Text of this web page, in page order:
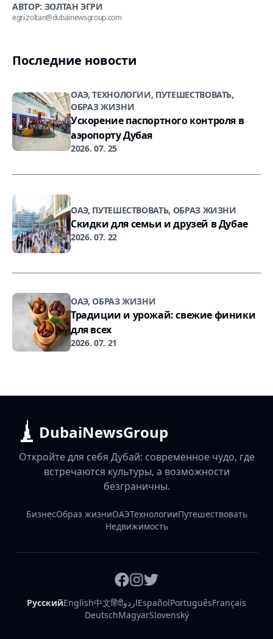
АВТОР: ЗОЛТАН ЭГРИ
egri.zoltan@dubainewsgroup.com
Последние новости
ОАЭ, ТЕХНОЛОГИИ, ПУТЕШЕСТВОВАТЬ,
ОБРАЗ ЖИЗНИ
Ускорение паспортного контроля в
аэропорту Дубая
2026. 07. 25
ОАЭ, ПУТЕШЕСТВОВАТЬ, ОБРАЗ ЖИЗНИ
Скидки для семьи и друзей в Дубае
2026. 07. 22
ОАЭ, ОБРАЗ ЖИЗНИ
Традиции и урожай: свежие финики
для всех
2026. 07. 21
DubaiNewsGroup
Откройте для себя Дубай: современное чудо, где
встречаются культуры, а возможности
безграничны.
БизнесОбраз жизниОАЭТехнологииПутешествовать
Недвижимость
РусскийEnglish中文हिंदीاردوEspañolPortuguêsFrançais
DeutschMagyarSlovenský